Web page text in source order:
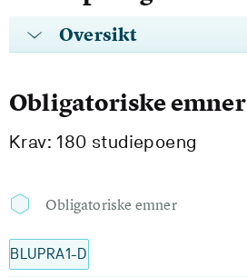
Oversikt
Obligatoriske emner
Krav: 180 studiepoeng
Obligatoriske emner
BLUPRA1-D